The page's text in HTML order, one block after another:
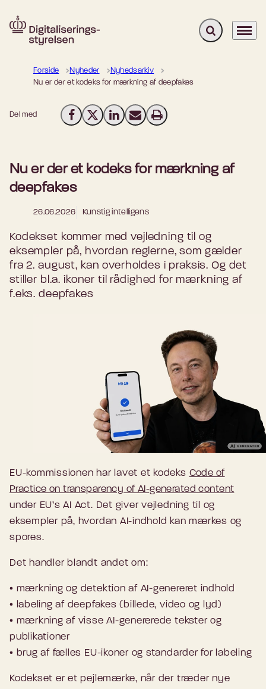
Gå til forsiden Fold søgefelt
Menu
Forside Nyheder
Nyhedsarkiv
Nu er der et kodeks for mærkning af deepfakes
Del med Del på Facebook
Del på X (Twitter)
Del på LinkedIn
Send email
Print
Nu er der et kodeks for mærkning af
deepfakes
26.06.2026 Kunstig intelligens
Kodekset kommer med vejledning til og
eksempler på, hvordan reglerne, som gælder
fra 2. august, kan overholdes i praksis. Og det
stiller bl.a. ikoner til rådighed for mærkning af
f.eks. deepfakes
EU-kommissionen har lavet et kodeks Code of
Practice on transparency of AI-generated content
under EU’s AI Act. Det giver vejledning til og
eksempler på, hvordan AI-indhold kan mærkes og
spores.
Det handler blandt andet om:
• mærkning og detektion af AI-genereret indhold
• labeling af deepfakes (billede, video og lyd)
• mærkning af visse AI-genererede tekster og
publikationer
• brug af fælles EU-ikoner og standarder for labeling
Kodekset er et pejlemærke, når der træder nye